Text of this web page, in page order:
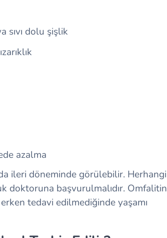
sıvı dolu şişlik
azalma
ileri döneminde görülebilir. Herhangi
doktoruna başvurulmalıdır. Omfalitin
tedavi edilmediğinde yaşamı